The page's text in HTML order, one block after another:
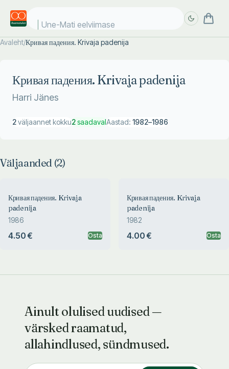
Une-Mati eelviimased
Avaleht/Кривая падения. Krivaja padenija
Кривая падения. Krivaja padenija
Harri Jänes
2väljaannet kokku2saadavalAastad: 1982–1986
Väljaanded (2)
Кривая падения. Krivaja
padenija
1986
4.50 € Osta
Кривая падения. Krivaja
padenija
1982
4.00 € Osta
Ainult olulised uudised —
värsked raamatud,
allahindlused, sündmused.